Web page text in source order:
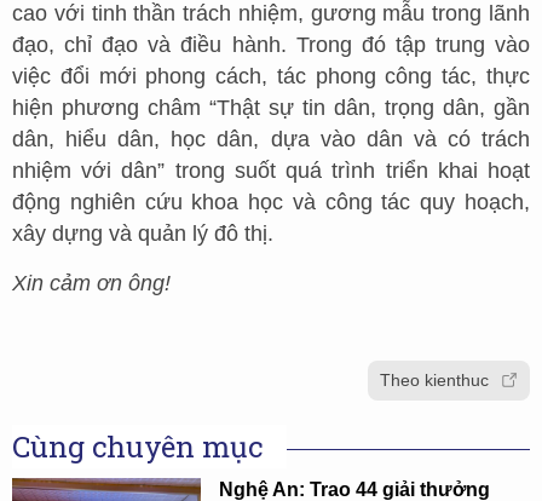
cao với tinh thần trách nhiệm, gương mẫu trong lãnh
đạo, chỉ đạo và điều hành. Trong đó tập trung vào
việc đổi mới phong cách, tác phong công tác, thực
hiện phương châm “Thật sự tin dân, trọng dân, gần
dân, hiểu dân, học dân, dựa vào dân và có trách
nhiệm với dân” trong suốt quá trình triển khai hoạt
động nghiên cứu khoa học và công tác quy hoạch,
xây dựng và quản lý đô thị.
Xin cảm ơn ông!
Theo kienthuc
Cùng chuyên mục
Nghệ An: Trao 44 giải thưởng